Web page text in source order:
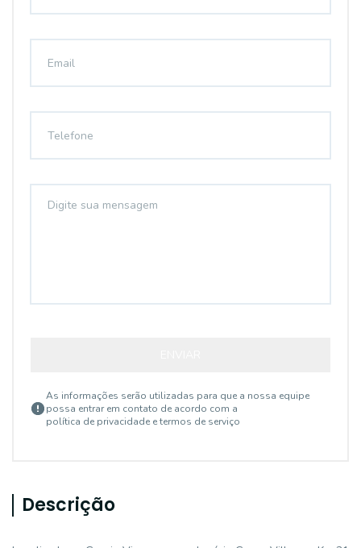
As informações serão utilizadas para que a nossa equipe
possa entrar em contato de acordo com a
política de privacidade e termos de serviço
Descrição